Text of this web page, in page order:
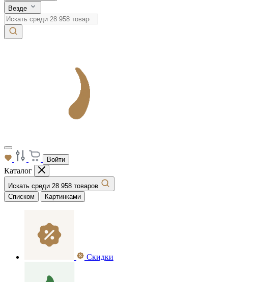
Везде
Войти
Каталог
Искать среди 28 958 товаров
Списком
Картинками
Скидки